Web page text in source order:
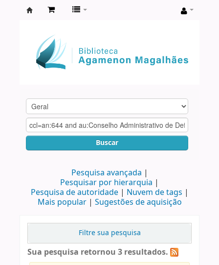
Agamenon
Magalhães
Buscar
Pesquisa avançada
Pesquisar por hierarquia
Pesquisa de autoridade
Nuvem de tags
Mais popular
Sugestões de aquisição
Filtre sua pesquisa
Sua pesquisa retornou 3 resultados.